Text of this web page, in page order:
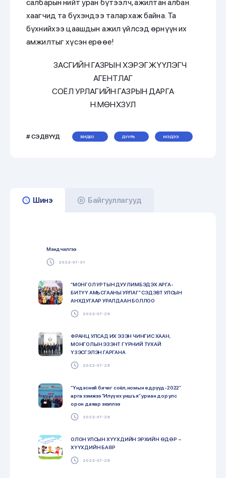
салбарын нийт уран бүтээлч, ажилтан албан
хаагчид та бүхэндээ талархаж байна. Та
бүхнийхээ цаашдын ажил үйлсэд өрнүүн их
амжилтыг хүсэн ерөөе!
ЗАСГИЙН ГАЗРЫН ХЭРЭГЖҮҮЛЭГЧ
АГЕНТЛАГ
СОЁЛ УРЛАГИЙН ГАЗРЫН ДАРГА
Н.МӨНХЗУЛ
# СЭДВҮҮД ВИДЕО ДУУРЬ МЭДЭЭ
Шинэ Байгууллагууд
Мэндчилгээ
2022-07-31
“МОНГОЛ УРТЫН ДУУ ЛИМБЭДЭХ АРГА-
БИТҮҮ АМЬСГААНЫ УРЛАГ” СЭДЭВТ УЛСЫН
АНХДУГААР УРАЛДААН БОЛЛОО
2022-07-29
ФРАНЦ УЛСАД ИХ ЭЗЭН ЧИНГИС ХААН,
МОНГОЛЫН ЭЗЭНТ ГҮРНИЙ ТУХАЙ
ҮЗЭСГЭЛЭН ГАРГАНА
2022-07-29
“Үндэсний бичиг соёл, номын өдрүүд-2022”
арга хэмжээ “Илүү их уншъя” уриан дор улс
орон даяар эхэллээ
2022-07-29
ОЛОН УЛСЫН ХҮҮХДИЙН ЭРХИЙН ӨДӨР –
ХҮҮХДИЙН БАЯР
2022-07-29